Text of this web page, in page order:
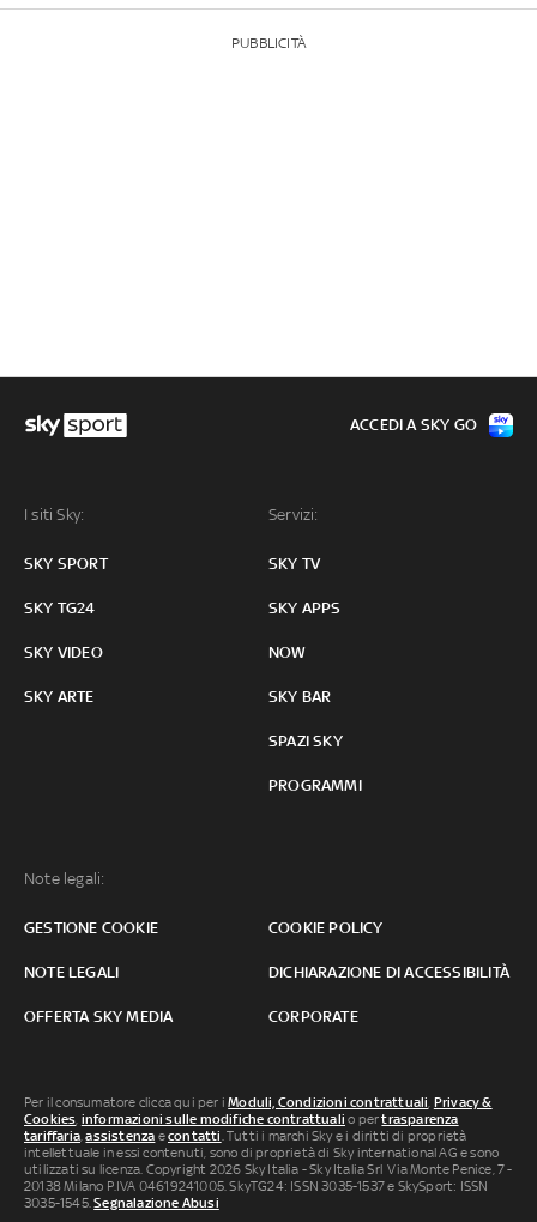
PUBBLICITÀ
I siti Sky:
SKY SPORT
SKY TG24
SKY VIDEO
SKY ARTE
Servizi:
SKY TV
SKY APPS
NOW
SKY BAR
SPAZI SKY
PROGRAMMI
Note legali:
GESTIONE COOKIE COOKIE POLICY
NOTE LEGALI DICHIARAZIONE DI ACCESSIBILITÀ
OFFERTA SKY MEDIA CORPORATE
ACCEDI A SKY GO
Per il consumatore clicca qui per iModuli, Condizioni contrattuali Privacy &
Cookies informazioni sulle modifiche contrattuali o pertrasparenza
tariffaria ,assistenza econtatti . Tutti i marchi Sky e i diritti di proprietà
intellettuale in essi contenuti, sono di proprietà di Sky international AG e sono
utilizzati su licenza. Copyright 2026 Sky Italia - Sky Italia Srl Via Monte Penice, 7 -
20138 Milano P.IVA 04619241005. SkyTG24: ISSN 3035-1537 e SkySport: ISSN
3035-1545.Segnalazione Abusi